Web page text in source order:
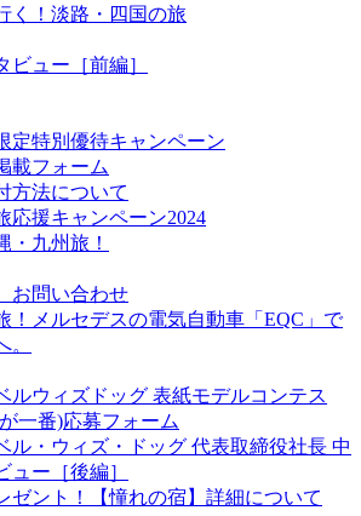
く！淡路・四国の旅
ビュー［前編］
定特別優待キャンペーン
載フォーム
方法について
応援キャンペーン2024
・九州旅！
問い合わせ
！メルセデスの電気自動車「EQC」で
ルウィズドッグ 表紙モデルコンテス
一番)応募フォーム
ル・ウィズ・ドッグ 代表取締役社長 中
ュー［後編］
ゼント！【憧れの宿】詳細について